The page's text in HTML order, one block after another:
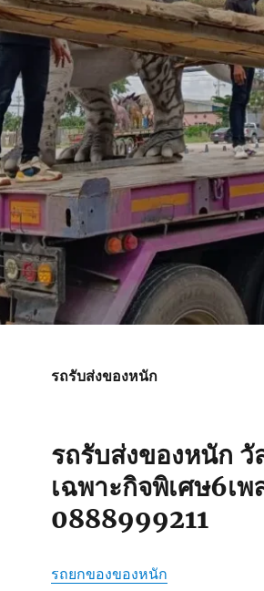
รถรับส่งของหนัก
รถรับส่งของหนัก
เฉพาะกิจพิเศษ6เ
0888999211
รถยกของของหนัก